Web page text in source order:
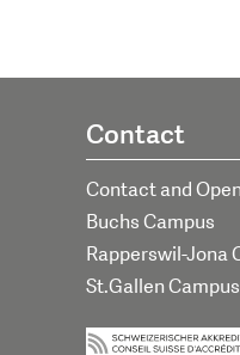
Contact
Contact and
Buchs Campus
Rapperswil-Jona
St.Gallen Campus